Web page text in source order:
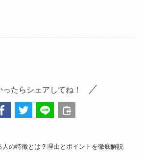
ったらシェアしてね！
人の特徴とは？理由とポイントを徹底解説